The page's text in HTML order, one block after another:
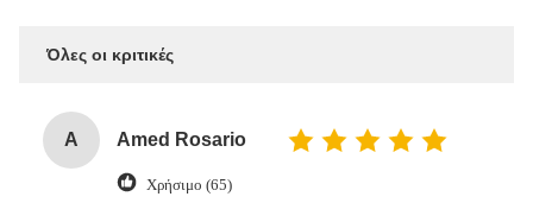
Όλες οι κριτικές
A Amed Rosario
Χρήσιμο (65)